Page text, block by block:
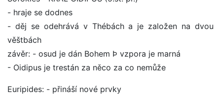
- hraje se dodnes
- děj se odehrává v Thébách a je založen na dvou
věštbách
závěr: - osud je dán Bohem Þ vzpora je marná
- Oidipus je trestán za něco za co nemůže
Euripides: - přináší nové prvky